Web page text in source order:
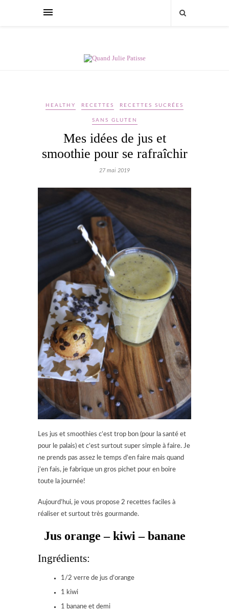
HEALTHY RECETTES RECETTES SUCRÉES
SANS GLUTEN
Mes idées de jus et
smoothie pour se rafraîchir
27 mai 2019
Les jus et smoothies c’est trop bon (pour la santé et
pour le palais) et c’est surtout super simple à faire. Je
ne prends pas assez le temps d’en faire mais quand
j’en fais, je fabrique un gros pichet pour en boire
toute la journée!
Aujourd’hui, je vous propose 2 recettes faciles à
réaliser et surtout très gourmande.
Jus orange – kiwi – banane
Ingrédients:
1/2 verre de jus d’orange
1 kiwi
1 banane et demi